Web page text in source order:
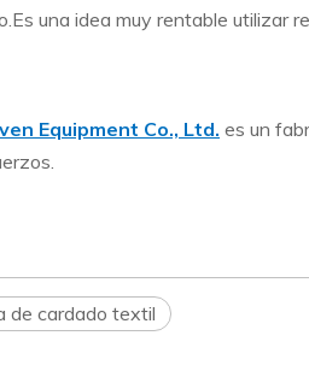
una idea muy rentable utilizar
Equipment Co., Ltd. es un
de cardado textil